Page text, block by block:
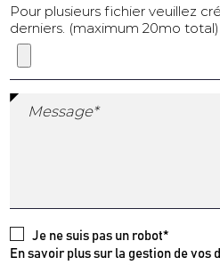
Pour plusieurs fichier veuillez
derniers. (maximum 20mo total)
Message*
Je ne suis pas un robot*
En savoir plus sur la gestion de vos